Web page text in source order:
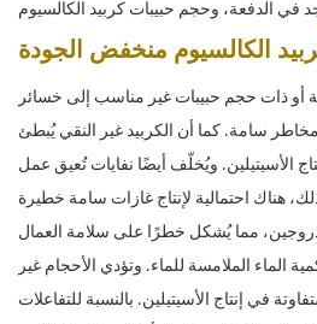
الكالسيوم منخفض الجودة
أو ذات حجم حبيبات غير مناسب إلى خسائر
سامة. كما أن الكربيد غير النقي يُبطئ
الأسيتيلين. ويُخلّف أيضًا نفايات تُعيق عمل
هناك احتمالية لإنتاج غازات سامة خطيرة
الماء الملامسة للماء. وتؤدي الأحجام غير
في إنتاج الأسيتيلين. بالنسبة للتفاعلات